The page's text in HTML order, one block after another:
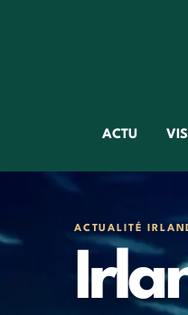
ACTU
ACTUALITÉ